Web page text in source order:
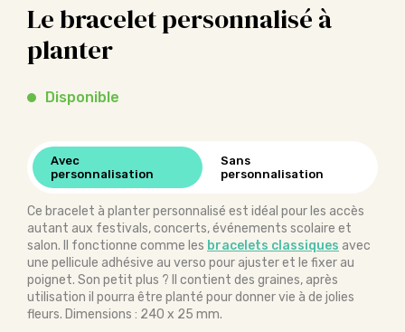
Le bracelet personnalisé à
planter
Disponible
Avec
personnalisation
Sans
personnalisation
Ce bracelet à planter personnalisé est idéal pour les accès
autant aux festivals, concerts, événements scolaire et
salon. Il fonctionne comme les bracelets classiques avec
une pellicule adhésive au verso pour ajuster et le fixer au
poignet. Son petit plus ? Il contient des graines, après
utilisation il pourra être planté pour donner vie à de jolies
fleurs. Dimensions : 240 x 25 mm.